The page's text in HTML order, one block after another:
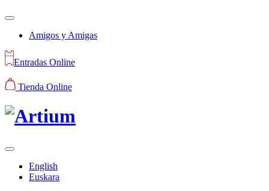
Amigos y Amigas
Entradas Online
Tienda Online
English
Euskara